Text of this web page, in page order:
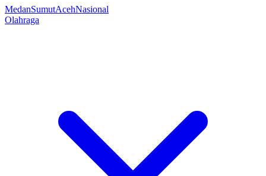
MedanSumutAcehNasional
Olahraga